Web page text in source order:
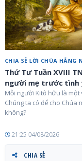
CHIA SẺ LỜI CHÚA HẰNG
Thứ Tư Tuần XVIII
người mẹ trước tình
Mỗi người Kitô hữu là
Chúng ta có để cho
không?
21:25 04/08/2026
CHIA SẺ